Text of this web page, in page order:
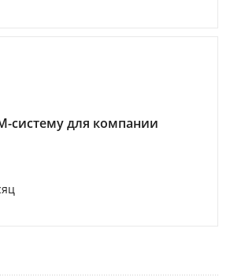
систему для компании